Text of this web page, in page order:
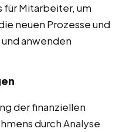
für Mitarbeiter, um
neuen Prozesse und
anwenden
der finanziellen
durch Analyse